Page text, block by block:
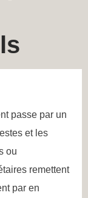
passe par un
et les
ou
remettent
par en